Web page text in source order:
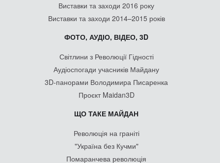
Виставки та заходи 2016 року
Виставки та заходи 2014–2015 років
ФОТО, АУДІО, ВІДЕО, 3D
Світлини з Революції Гідності
Аудіоспогади учасників Майдану
3D-панорами Володимира Писаренка
Проєкт Maidan3D
ЩО ТАКЕ МАЙДАН
Революція на граніті
"Україна без Кучми"
Помаранчева революція